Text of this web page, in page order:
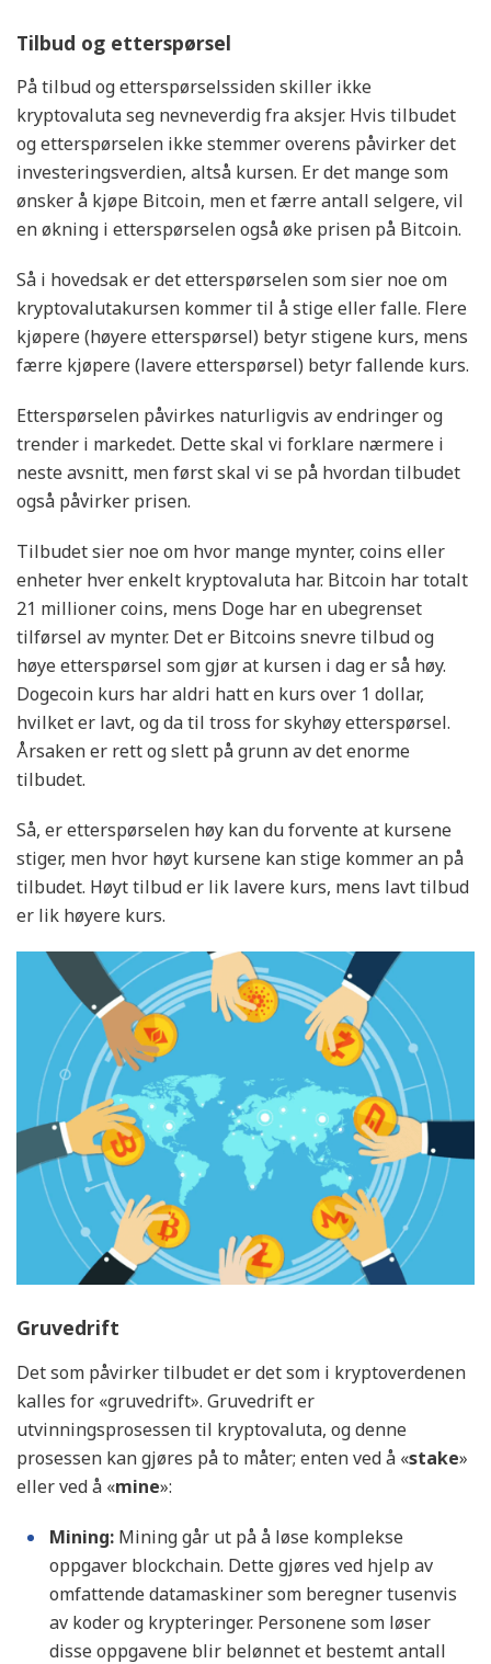
Tilbud og etterspørsel
På tilbud og etterspørselssiden skiller ikke
kryptovaluta seg nevneverdig fra aksjer. Hvis tilbudet
og etterspørselen ikke stemmer overens påvirker det
investeringsverdien, altså kursen. Er det mange som
ønsker å kjøpe Bitcoin, men et færre antall selgere, vil
en økning i etterspørselen også øke prisen på Bitcoin.
Så i hovedsak er det etterspørselen som sier noe om
kryptovalutakursen kommer til å stige eller falle. Flere
kjøpere (høyere etterspørsel) betyr stigene kurs, mens
færre kjøpere (lavere etterspørsel) betyr fallende kurs.
Etterspørselen påvirkes naturligvis av endringer og
trender i markedet. Dette skal vi forklare nærmere i
neste avsnitt, men først skal vi se på hvordan tilbudet
også påvirker prisen.
Tilbudet sier noe om hvor mange mynter, coins eller
enheter hver enkelt kryptovaluta har. Bitcoin har totalt
21 millioner coins, mens Doge har en ubegrenset
tilførsel av mynter. Det er Bitcoins snevre tilbud og
høye etterspørsel som gjør at kursen i dag er så høy.
Dogecoin kurs har aldri hatt en kurs over 1 dollar,
hvilket er lavt, og da til tross for skyhøy etterspørsel.
Årsaken er rett og slett på grunn av det enorme
tilbudet.
Så, er etterspørselen høy kan du forvente at kursene
stiger, men hvor høyt kursene kan stige kommer an på
tilbudet. Høyt tilbud er lik lavere kurs, mens lavt tilbud
er lik høyere kurs.
Gruvedrift
Det som påvirker tilbudet er det som i kryptoverdenen
kalles for «gruvedrift». Gruvedrift er
utvinningsprosessen til kryptovaluta, og denne
prosessen kan gjøres på to måter; enten ved å «stake»
eller ved å «mine»:
Mining: Mining går ut på å løse komplekse
oppgaver blockchain. Dette gjøres ved hjelp av
omfattende datamaskiner som beregner tusenvis
av koder og krypteringer. Personene som løser
disse oppgavene blir belønnet et bestemt antall